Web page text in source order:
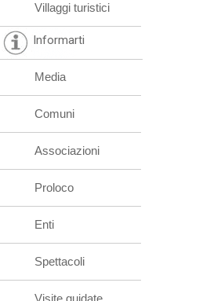
Villaggi turistici
Informarti
Media
Comuni
Associazioni
Proloco
Enti
Spettacoli
Visite guidate